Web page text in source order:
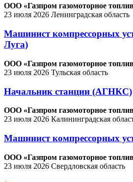
ООО «Газпром газомоторное
23 июля 2026 Ленинградская область
Машинист компрессорных
Луга)
ООО «Газпром газомоторное
23 июля 2026 Тульская область
Начальник станции (АГНКС)
ООО «Газпром газомоторное
23 июля 2026 Калининградская
Машинист компрессорных
ООО «Газпром газомоторное
23 июля 2026 Свердловская область